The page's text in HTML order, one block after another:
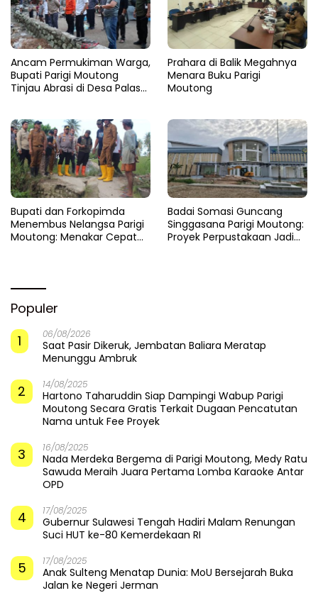
Ancam Permukiman Warga,
Bupati Parigi Moutong
Tinjau Abrasi di Desa Palasa
Prahara di Balik Megahnya
Menara Buku Parigi
Moutong
​Bupati dan Forkopimda
Menembus Nelangsa Parigi
Moutong: Menakar Cepat
Badai Somasi Guncang
Singgasana Parigi Moutong:
Proyek Perpustakaan Jadi
Populer
1
06/08/2026
Saat Pasir Dikeruk, Jembatan Baliara Meratap
Menunggu Ambruk
2 14/08/2025
Hartono Taharuddin Siap Dampingi Wabup Parigi
Moutong Secara Gratis Terkait Dugaan Pencatutan
Nama untuk Fee Proyek
3 16/08/2025
Nada Merdeka Bergema di Parigi Moutong, Medy Ratu
Sawuda Meraih Juara Pertama Lomba Karaoke Antar
OPD
4 17/08/2025
Gubernur Sulawesi Tengah Hadiri Malam Renungan
Suci HUT ke-80 Kemerdekaan RI
5 17/08/2025
Anak Sulteng Menatap Dunia: MoU Bersejarah Buka
Jalan ke Negeri Jerman